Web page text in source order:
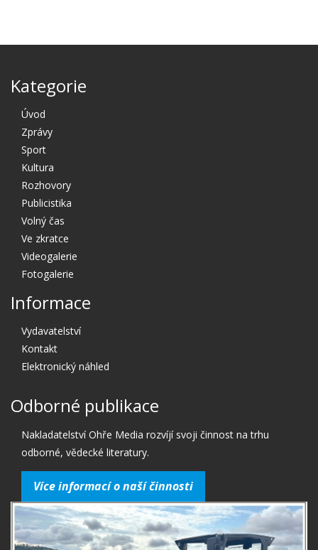
Kategorie
Úvod
Zprávy
Sport
Kultura
Rozhovory
Publicistika
Volný čas
Ve zkratce
Videogalerie
Fotogalerie
Informace
Vydavatelství
Kontakt
Elektronický náhled
Odborné publikace
Nakladatelství Ohře Media rozvíjí svoji činnost na trhu
odborné, vědecké literatury.
Více informací o naší činnosti